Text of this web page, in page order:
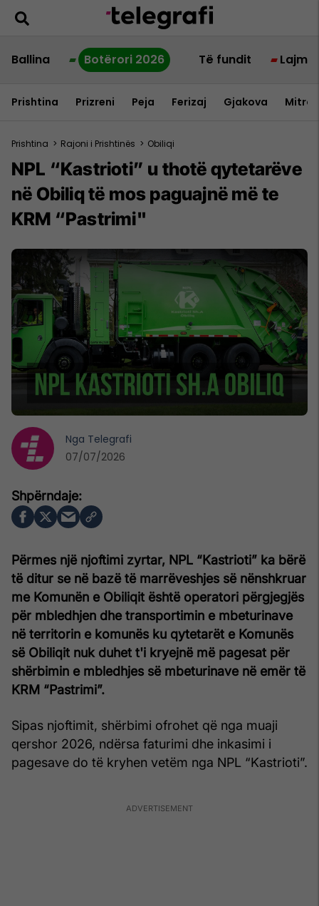
Ballina Botërori 2026 Të fundit Lajme
Prishtina Prizreni Peja Ferizaj Gjakova
Prishtina > Rajoni i Prishtinës > Obiliqi
NPL “Kastrioti” u thotë qytetarëve
në Obiliq të mos paguajnë më te
KRM “Pastrimi"
Përmes një njoftimi zyrtar, NPL “Kastrioti” ka bërë
të ditur se në bazë të marrëveshjes së nënshkruar
me Komunën e Obiliqit është operatori përgjegjës
për mbledhjen dhe transportimin e mbeturinave
në territorin e komunës ku qytetarët e Komunës
së Obiliqit nuk duhet t'i kryejnë më pagesat për
shërbimin e mbledhjes së mbeturinave në emër të
KRM “Pastrimi”.
Sipas njoftimit, shërbimi ofrohet që nga muaji
qershor 2026, ndërsa faturimi dhe inkasimi i
pagesave do të kryhen vetëm nga NPL “Kastrioti”.
Nga Telegrafi
07/07/2026